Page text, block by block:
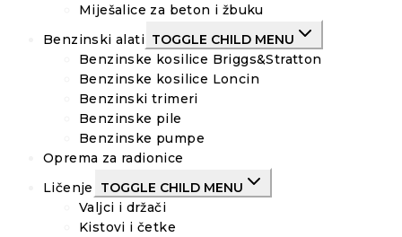
Miješalice za beton i žbuku
Benzinski alati TOGGLE CHILD MENU
Benzinske kosilice Briggs&Stratton
Benzinske kosilice Loncin
Benzinski trimeri
Benzinske pile
Benzinske pumpe
Oprema za radionice
Ličenje
TOGGLE CHILD MENU
Valjci i držači
Kistovi i četke